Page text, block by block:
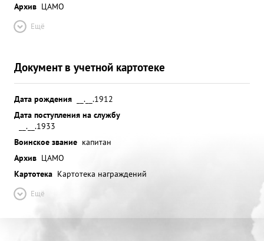
Архив ЦАМО
Ещё
Документ в учетной картотеке
Дата рождения
__.__.1912
Дата поступления на службу
__.__.1933
Воинское звание капитан
Архив ЦАМО
Картотека Картотека награждений
Ещё